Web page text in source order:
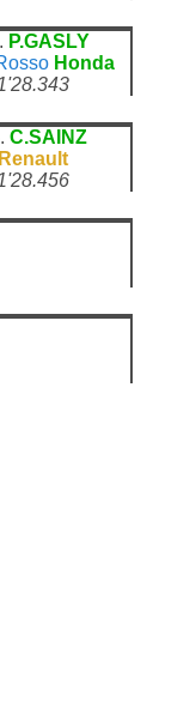
P.GASLY
Honda
C.SAINZ
Renault